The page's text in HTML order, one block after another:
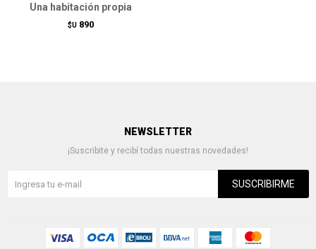
Una habitación propia
$U 890
NEWSLETTER
¡Suscribite y recibí todas nuestras novedades!
SUSCRIBIRME